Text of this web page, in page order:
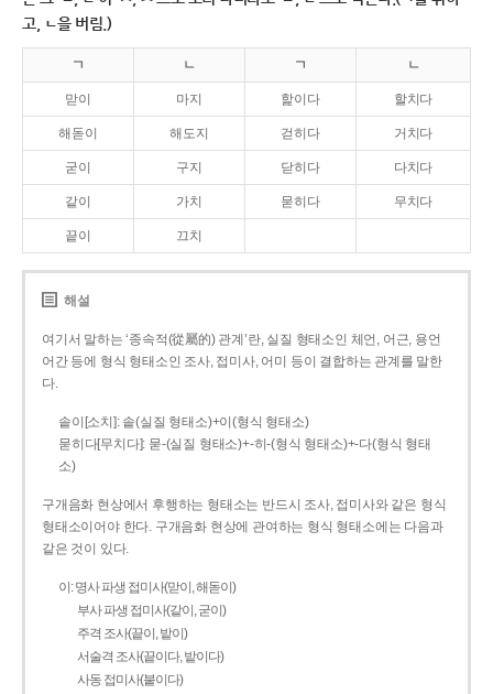
고, ㄴ을 버림.)
ㄱ ㄴ ㄱ ㄴ
맏이 마지 핥이다 할치다
해돋이 해도지 걷히다 거치다
굳이 구지 닫히다 다치다
같이 가치 묻히다 무치다
끝이 끄치
해설
여기서 말하는 ‘종속적(從屬的) 관계’란, 실질 형태소인 체언, 어근, 용언
어간 등에 형식 형태소인 조사, 접미사, 어미 등이 결합하는 관계를 말한
다.
솥이[소치]: 솥(실질 형태소)+이(형식 형태소)
묻히다[무치다]: 묻­-(실질 형태소)+­-히­-(형식 형태소)+-다(형식 형태
소)
구개음화 현상에서 후행하는 형태소는 반드시 조사, 접미사와 같은 형식
형태소이어야 한다. 구개음화 현상에 관여하는 형식 형태소에는 다음과
같은 것이 있다.
이: 명사 파생 접미사(맏이, 해돋이)
부사 파생 접미사(같이, 굳이)
주격 조사(끝이, 밭이)
서술격 조사(끝이다, 밭이다)
사동 접미사(붙이다)